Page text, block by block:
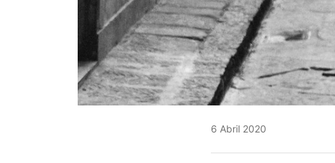
6 Abril 2020